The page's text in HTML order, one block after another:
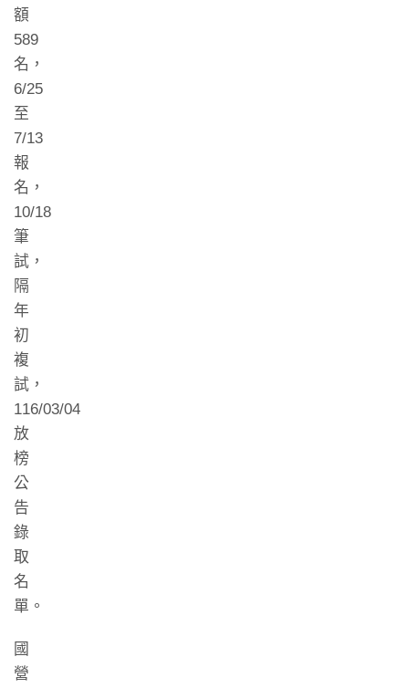
額
589
名，
6/25
至
7/13
報
名，
10/18
筆
試，
隔
年
初
複
試，
116/03/04
放
榜
公
告
錄
取
名
單。
國
營